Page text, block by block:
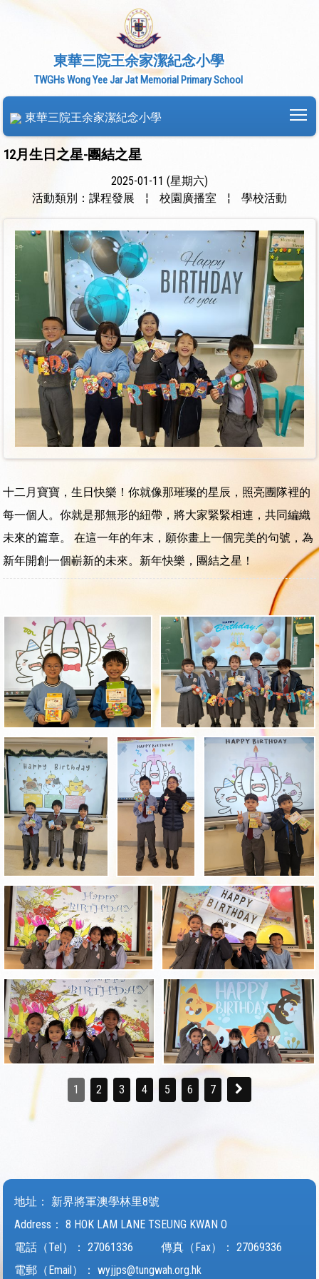
東華三院王余家潔紀念小學
TWGHs Wong Yee Jar Jat Memorial Primary School
東華三院王余家潔紀念小學
12月生日之星-團結之星
2025-01-11 (星期六)
活動類別：課程發展
¦ 校園廣播室 ¦ 學校活動
十二月寶寶，生日快樂！你就像那璀璨的星辰，照亮團隊裡的
每一個人。你就是那無形的紐帶，將大家緊緊相連，共同編織
未來的篇章。 在這一年的年末，願你畫上一個完美的句號，為
新年開創一個嶄新的未來。新年快樂，團結之星！
1 2 3 4 5 6 7
地址：
新界將軍澳學林里8號
Address：
8 HOK LAM LANE TSEUNG KWAN O
電話（Tel）：
27061336 傳真（Fax）： 27069336
電郵（Email）：
wyjjps@tungwah.org.hk